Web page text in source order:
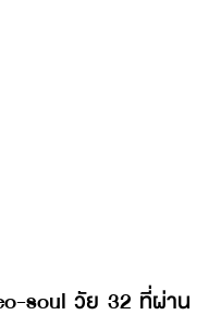
soul วัย 32 ที่ผ่าน